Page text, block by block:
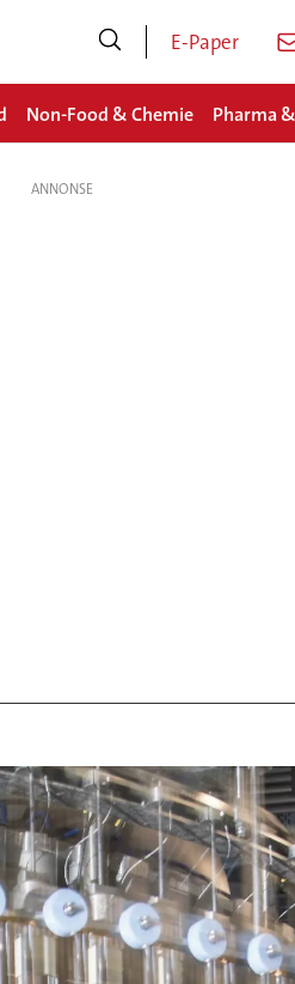
E-Paper
Non-Food & Chemie Pharma